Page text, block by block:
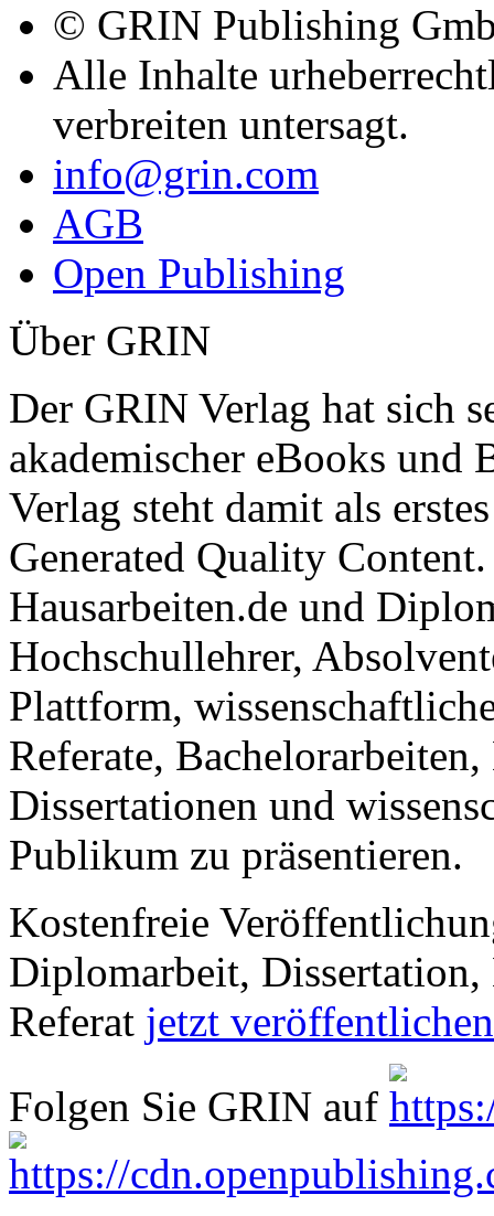
© GRIN Publishing
Alle Inhalte
verbreiten untersagt.
info@grin.com
AGB
Open Publishing
Über GRIN
Der GRIN Verlag hat sich
akademischer eBooks und
Verlag steht damit als
Generated Quality
Hausarbeiten.de und
Hochschullehrer,
Plattform,
Referate,
Dissertationen und
Publikum zu präsentieren.
Kostenfreie
Diplomarbeit,
Referat jetzt
Folgen Sie GRIN auf